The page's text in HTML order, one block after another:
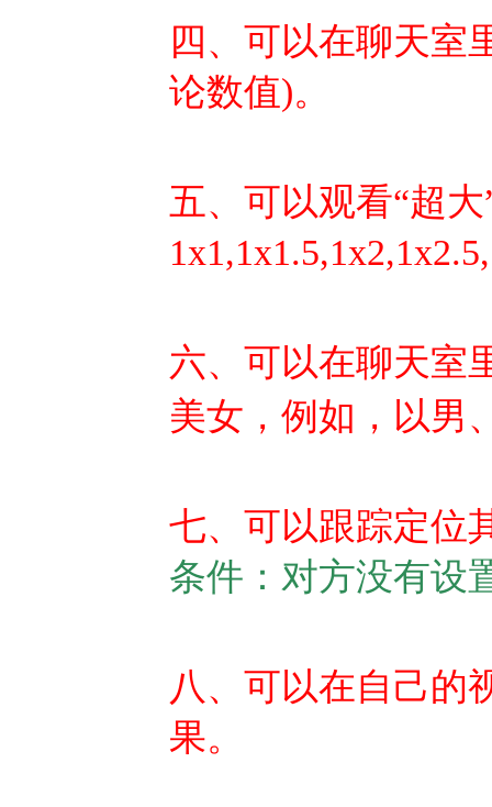
四、可以在聊天室
论数值)。
五、可以观看“超
六、可以在聊天室
美女，例如，以
七、可以跟踪定位
条件：对方没有设
八、可以在自己的
果。